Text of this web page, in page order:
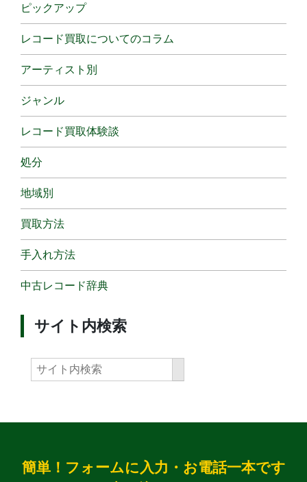
ピックアップ
レコード買取についてのコラム
アーティスト別
ジャンル
レコード買取体験談
処分
地域別
買取方法
手入れ方法
中古レコード辞典
サイト内検索
簡単！フォームに入力・お電話一本です